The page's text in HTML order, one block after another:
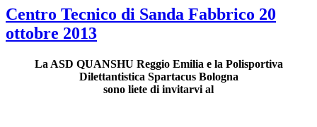
Centro Tecnico di Sanda Fabbrico 20
ottobre 2013
La ASD QUANSHU Reggio Emilia e la Polisportiva
Dilettantistica Spartacus Bologna
sono liete di invitarvi al